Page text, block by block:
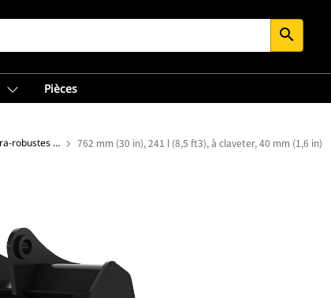
search
Pièces
Godets grande capacité extra-robustes - Minipelle 762 mm (30 in), 241 l (8,5 ft3), à claveter, 40 mm (1,6 in)